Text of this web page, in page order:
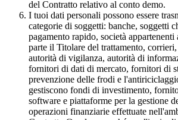
del Contratto relativo al conto demo.
I tuoi dati personali possono essere
categorie di soggetti: banche, soggetti
pagamento rapido, società
parte il Titolare del trattamento,
autorità di vigilanza, autorità di
fornitori di dati di mercato, fornitori di
prevenzione delle frodi e
gestiscono fondi di investimento,
software e piattaforme per la gestione
operazioni finanziarie effettuate